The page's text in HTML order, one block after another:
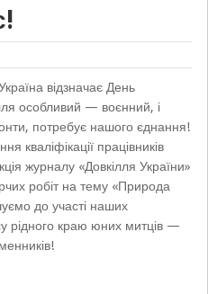
відзначає День
особливий — воєнний, і
потребує нашого єднання!
кваліфікації працівників
журналу «Довкілля України»
робіт на тему «Природа
до участі наших
рідного краю юних митців —